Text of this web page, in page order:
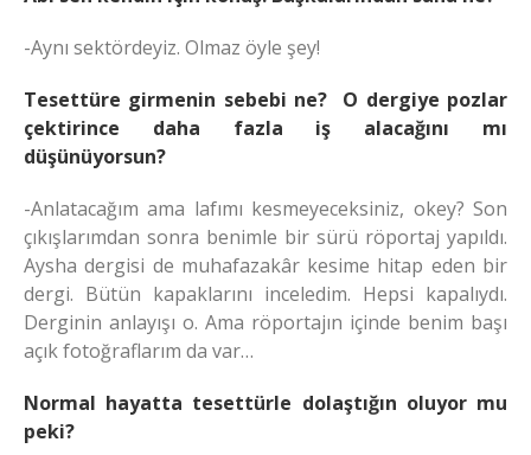
-Aynı sektördeyiz. Olmaz öyle şey!
Tesettüre girmenin sebebi ne? O dergiye pozlar
çektirince daha fazla iş alacağını mı
düşünüyorsun?
-Anlatacağım ama lafımı kesmeyeceksiniz, okey? Son
çıkışlarımdan sonra benimle bir sürü röportaj yapıldı.
Aysha dergisi de muhafazakâr kesime hitap eden bir
dergi. Bütün kapaklarını inceledim. Hepsi kapalıydı.
Derginin anlayışı o. Ama röportajın içinde benim başı
açık fotoğraflarım da var…
Normal hayatta tesettürle dolaştığın oluyor mu
peki?